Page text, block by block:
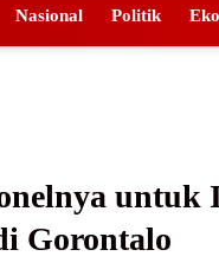
Nasional Politik
untuk
Gorontalo